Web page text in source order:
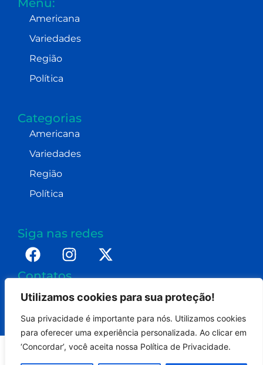
Utilizamos cookies para sua proteção!
Sua privacidade é importante para nós. Utilizamos cookies
para oferecer uma experiência personalizada. Ao clicar em
‘Concordar’, você aceita nossa Política de Privacidade.
Menu:
Americana
Variedades
Região
Política
Categorias
Americana
Variedades
Região
Política
Siga nas redes
Contatos
+55 (19) 98232-0255